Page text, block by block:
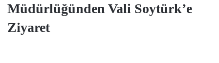
Müdürlüğünden Vali Soytürk’e
Ziyaret